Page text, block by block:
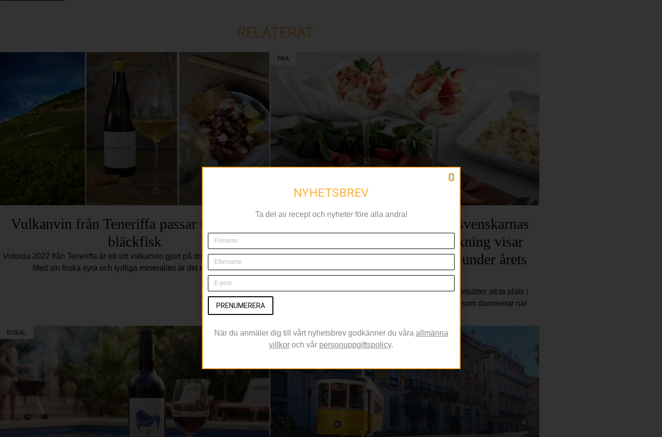
RELATERAT
Vulkanvin från Teneriffa passar till grillad
bläckfisk
Vidonia 2022 från Teneriffa är ett vitt vulkanvin gjort på druvan listán blanco.
Med sin friska syra och tydliga mineralitet är det ett vin som
FIKA
Grillat och jordgubbar toppar svenskarnas
sommarfavoriter Ny undersökning visar
vilka smaker som lockar mest under årets
varmaste månader
Trots att nya smaker och internationella influenser fortsätter att ta plats i
svenska kök är det de klassiska sommarfavoriterna som dominerar när
BOBAL ALGARVE
NYHETSBREV
Ta del av recept och nyheter före alla andra!
PRENUMERERA
När du anmäler dig till vårt nyhetsbrev godkänner du våra allmänna
villkor och vår personuppgiftspolicy.